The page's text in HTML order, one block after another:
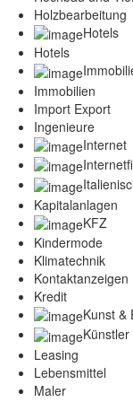
Holzbearbeitung
Hotels
Hotels
Immobilien
Import Export
Ingenieure
Internet
Kapitalanlagen
KFZ
Kindermode
Klimatechnik
Kontaktanzeigen
Kredit
Kunst &
Künstler
Leasing
Lebensmittel
Maler